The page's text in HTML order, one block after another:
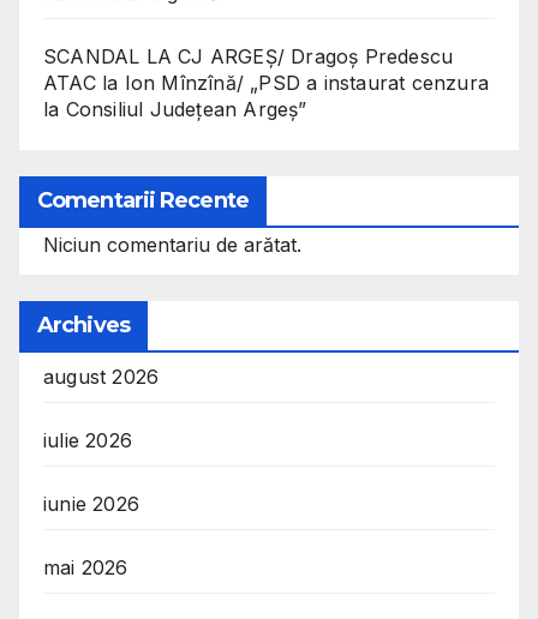
SCANDAL LA CJ ARGEȘ/ Dragoș Predescu
ATAC la Ion Mînzînă/ „PSD a instaurat cenzura
la Consiliul Județean Argeș”
Comentarii Recente
Niciun comentariu de arătat.
Archives
august 2026
iulie 2026
iunie 2026
mai 2026